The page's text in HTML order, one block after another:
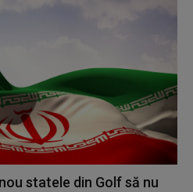
statele din Golf să nu